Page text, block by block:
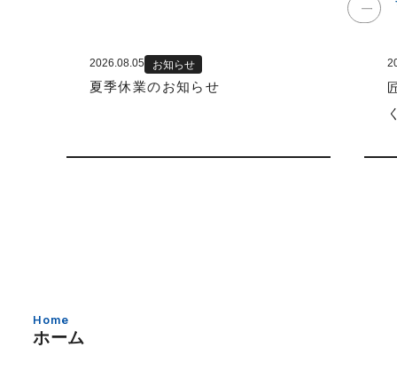
2026.08.05 お知らせ
夏季休業のお知らせ
Home
ホーム